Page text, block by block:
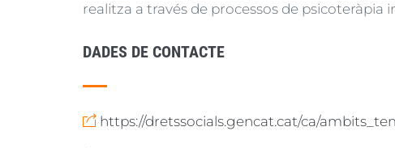
realitza a través de processos de psicoteràpia
DADES DE CONTACTE
https://dretssocials.gencat.cat/ca/